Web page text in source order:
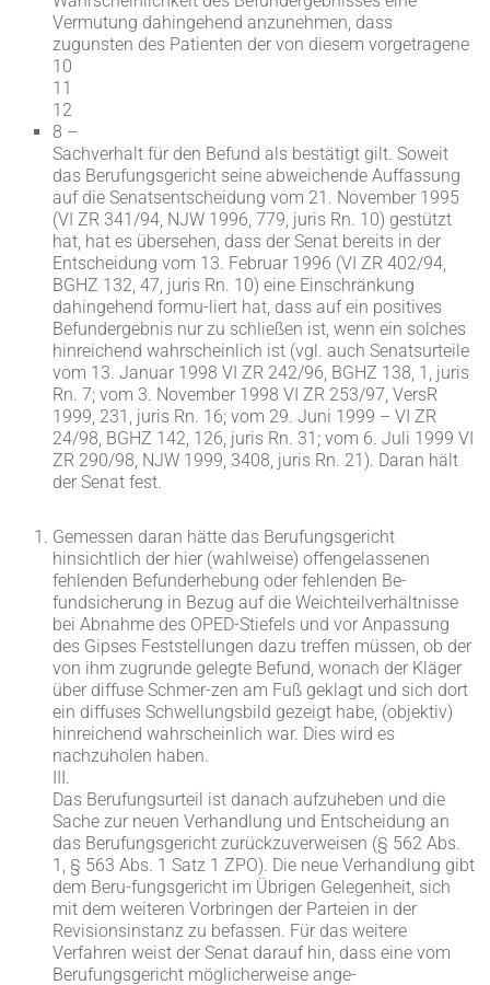
Vermutung dahingehend anzunehmen, dass
zugunsten des Patienten der von diesem vorgetragene
10
11
12
8 –
Sachverhalt für den Befund als bestätigt gilt. Soweit
das Berufungsgericht seine abweichende Auffassung
auf die Senatsentscheidung vom 21. November 1995
(VI ZR 341/94, NJW 1996, 779, juris Rn. 10) gestützt
hat, hat es übersehen, dass der Senat bereits in der
Entscheidung vom 13. Februar 1996 (VI ZR 402/94,
BGHZ 132, 47, juris Rn. 10) eine Einschränkung
dahingehend formu-liert hat, dass auf ein positives
Befundergebnis nur zu schließen ist, wenn ein solches
hinreichend wahrscheinlich ist (vgl. auch Senatsurteile
vom 13. Januar 1998 VI ZR 242/96, BGHZ 138, 1, juris
Rn. 7; vom 3. November 1998 VI ZR 253/97, VersR
1999, 231, juris Rn. 16; vom 29. Juni 1999 – VI ZR
24/98, BGHZ 142, 126, juris Rn. 31; vom 6. Juli 1999 VI
ZR 290/98, NJW 1999, 3408, juris Rn. 21). Daran hält
der Senat fest.
Gemessen daran hätte das Berufungsgericht
hinsichtlich der hier (wahlweise) offengelassenen
fehlenden Befunderhebung oder fehlenden Be-
fundsicherung in Bezug auf die Weichteilverhältnisse
bei Abnahme des OPED-Stiefels und vor Anpassung
des Gipses Feststellungen dazu treffen müssen, ob der
von ihm zugrunde gelegte Befund, wonach der Kläger
über diffuse Schmer-zen am Fuß geklagt und sich dort
ein diffuses Schwellungsbild gezeigt habe, (objektiv)
hinreichend wahrscheinlich war. Dies wird es
nachzuholen haben.
III.
Das Berufungsurteil ist danach aufzuheben und die
Sache zur neuen Verhandlung und Entscheidung an
das Berufungsgericht zurückzuverweisen (§ 562 Abs.
1, § 563 Abs. 1 Satz 1 ZPO). Die neue Verhandlung gibt
dem Beru-fungsgericht im Übrigen Gelegenheit, sich
mit dem weiteren Vorbringen der Parteien in der
Revisionsinstanz zu befassen. Für das weitere
Verfahren weist der Senat darauf hin, dass eine vom
Berufungsgericht möglicherweise ange-